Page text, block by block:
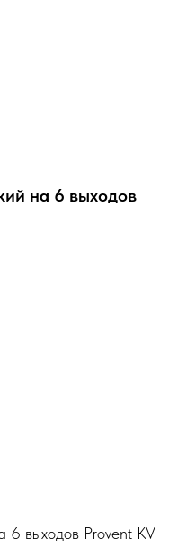
на 6 выходов
6 выходов Provent KV